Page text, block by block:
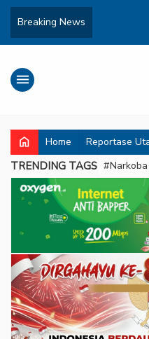
Breaking News
menu
home Home Reportase
TRENDING TAGS #Narkoba